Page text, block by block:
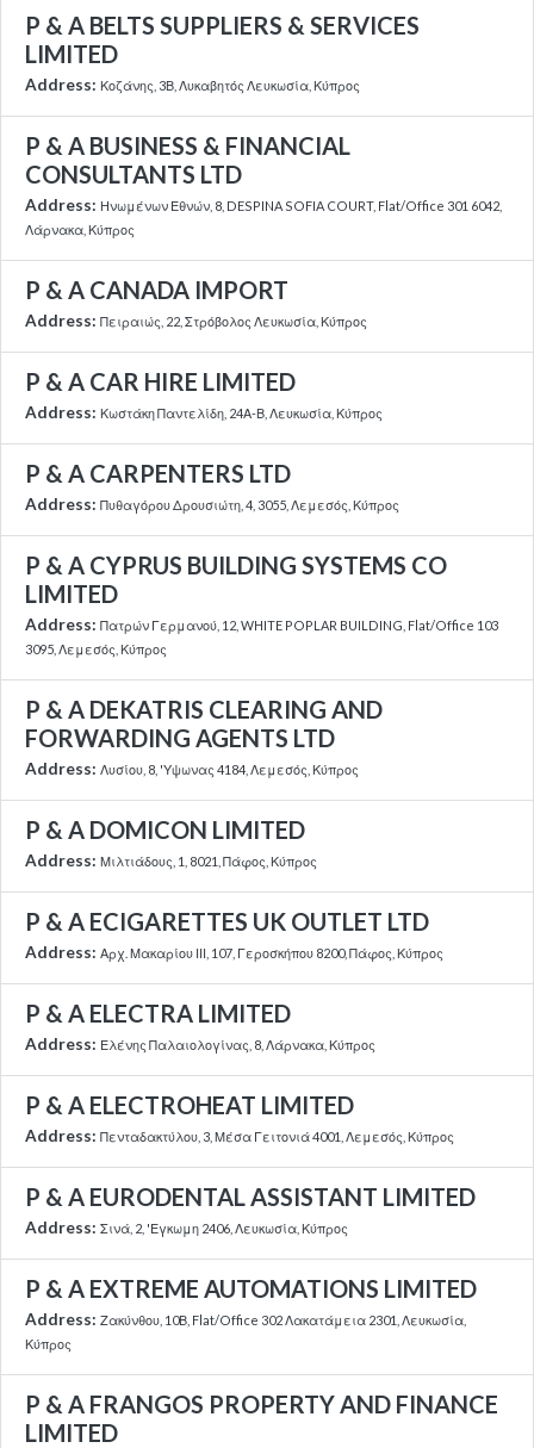
P & A BELTS SUPPLIERS & SERVICES
LIMITED
Address: Κοζάνης, 3Β, Λυκαβητός Λευκωσία, Κύπρος
P & A BUSINESS & FINANCIAL
CONSULTANTS LTD
Address: Ηνωμένων Εθνών, 8, DESPINA SOFIA COURT, Flat/Office 301 6042,
Λάρνακα, Κύπρος
P & A CANADA IMPORT
Address: Πειραιώς, 22, Στρόβολος Λευκωσία, Κύπρος
P & A CAR HIRE LIMITED
Address: Κωστάκη Παντελίδη, 24Α-Β, Λευκωσία, Κύπρος
P & A CARPENTERS LTD
Address: Πυθαγόρου Δρουσιώτη, 4, 3055, Λεμεσός, Κύπρος
P & A CYPRUS BUILDING SYSTEMS CO
LIMITED
Address: Πατρών Γερμανού, 12, WHITE POPLAR BUILDING, Flat/Office 103
3095, Λεμεσός, Κύπρος
P & A DEKATRIS CLEARING AND
FORWARDING AGENTS LTD
Address: Λυσίου, 8, 'Υψωνας 4184, Λεμεσός, Κύπρος
P & A DOMICON LIMITED
Address: Μιλτιάδους, 1, 8021, Πάφος, Κύπρος
P & A ECIGARETTES UK OUTLET LTD
Address: Αρχ. Μακαρίου ΙΙΙ, 107, Γεροσκήπου 8200, Πάφος, Κύπρος
P & A ELECTRA LIMITED
Address: Ελένης Παλαιολογίνας, 8, Λάρνακα, Κύπρος
P & A ELECTROHEAT LIMITED
Address: Πενταδακτύλου, 3, Μέσα Γειτονιά 4001, Λεμεσός, Κύπρος
P & A EURODENTAL ASSISTANT LIMITED
Address: Σινά, 2, 'Εγκωμη 2406, Λευκωσία, Κύπρος
P & A EXTREME AUTOMATIONS LIMITED
Address: Ζακύνθου, 10Β, Flat/Office 302 Λακατάμεια 2301, Λευκωσία,
Κύπρος
P & A FRANGOS PROPERTY AND FINANCE
LIMITED